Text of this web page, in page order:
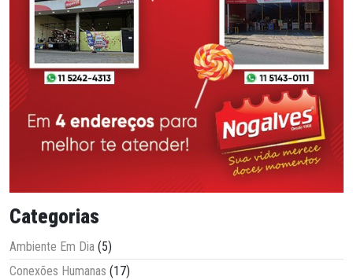
Categorias
Ambiente Em Dia (5)
Conexões Humanas (17)